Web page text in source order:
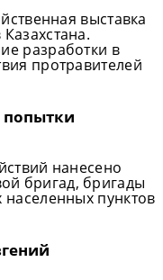
выставка
разработки в
протравителей
попытки
нанесено
бригад, бригады
пунктов